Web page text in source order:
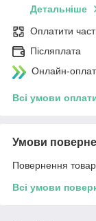
Детальніше
Оплатити
Післяплата
Онлайн-
Всі умови
Умови
Повернення
Всі умови